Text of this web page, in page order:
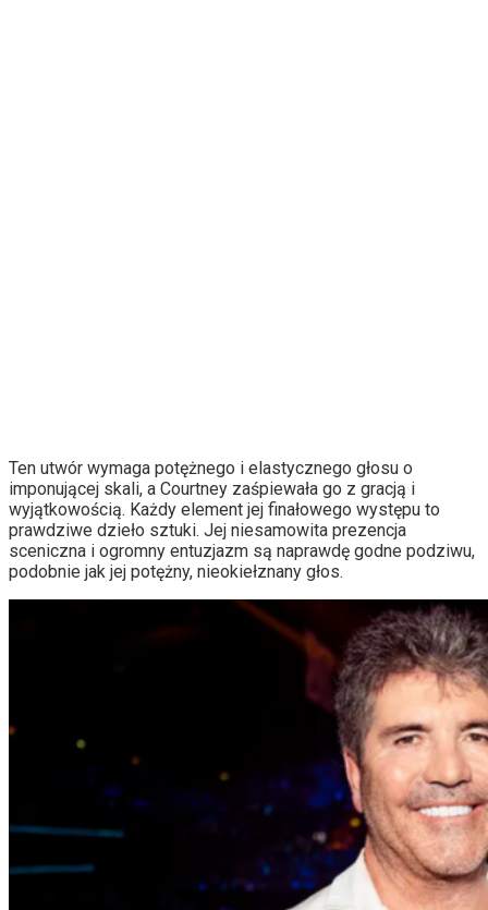
Ten utwór wymaga potężnego i elastycznego głosu o
imponującej skali, a Courtney zaśpiewała go z gracją i
wyjątkowością. Każdy element jej finałowego występu to
prawdziwe dzieło sztuki. Jej niesamowita prezencja
sceniczna i ogromny entuzjazm są naprawdę godne podziwu,
podobnie jak jej potężny, nieokiełznany głos.